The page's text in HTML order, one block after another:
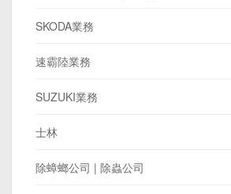
SKODA業務
速霸陸業務
SUZUKI業務
士林
除蟑螂公司 | 除蟲公司